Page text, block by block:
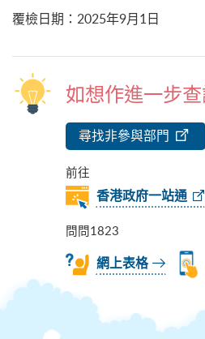
覆檢日期 ： 2025年9月1日
如想作進一步查
尋找非參與部門
前往
香港政府一站通
問問1823
網上表格